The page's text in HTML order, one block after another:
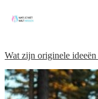
Wat zijn originele